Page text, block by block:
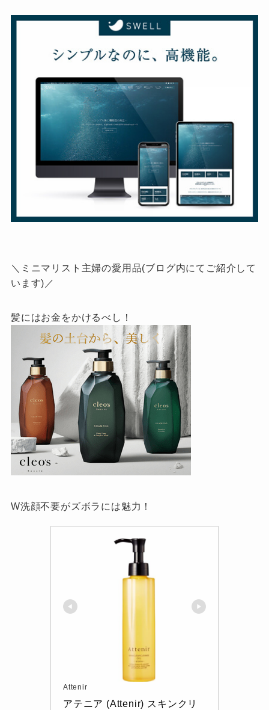
＼ミニマリスト主婦の愛用品(ブログ内にてご紹介して
います)／
髪にはお金をかけるべし！
W洗顔不要がズボラには魅力！
Attenir
アテニア (Attenir) スキンクリ